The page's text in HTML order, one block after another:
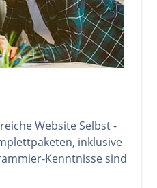
Website Selbst -
inklusive
Kenntnisse sind